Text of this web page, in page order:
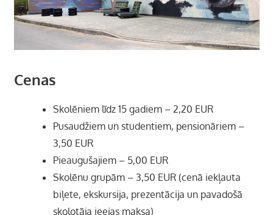
Cenas
Skolēniem līdz 15 gadiem – 2,20 EUR
Pusaudžiem un studentiem, pensionāriem –
3,50 EUR
Pieaugušajiem – 5,00 EUR
Skolēnu grupām – 3,50 EUR (cenā iekļauta
biļete, ekskursija, prezentācija un pavadošā
skolotāja ieejas maksa)